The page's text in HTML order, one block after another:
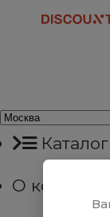
Каталог
О компании